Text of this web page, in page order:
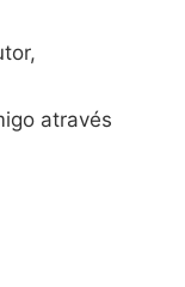
através